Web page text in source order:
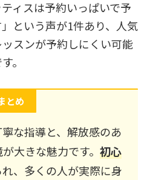
ティスは予約いっぱいで予
という声が1件あり、人気
スンが予約しにくい可能
。
とめ
な指導と、解放感のあ
大きな魅力です。 初心
れ、多くの人が実際に身